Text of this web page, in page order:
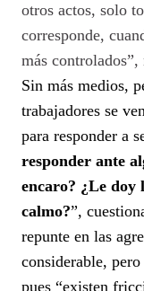
otros actos, solo
corresponde,
más controlados”,
Sin más medios,
trabajadores se
para responder a
responder ante
encaro? ¿Le doy
calmo?”,
repunte en las
considerable,
pues “existen